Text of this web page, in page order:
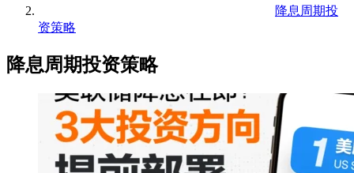
降息周期投
资策略
降息周期投资策略